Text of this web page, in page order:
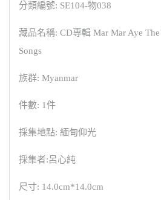
分類編號: SE104-物038
藏品名稱: CD專輯 Mar Mar Aye The
Songs
族群: Myanmar
件數: 1件
採集地點: 緬甸仰光
採集者:呂心純
尺寸: 14.0cm*14.0cm